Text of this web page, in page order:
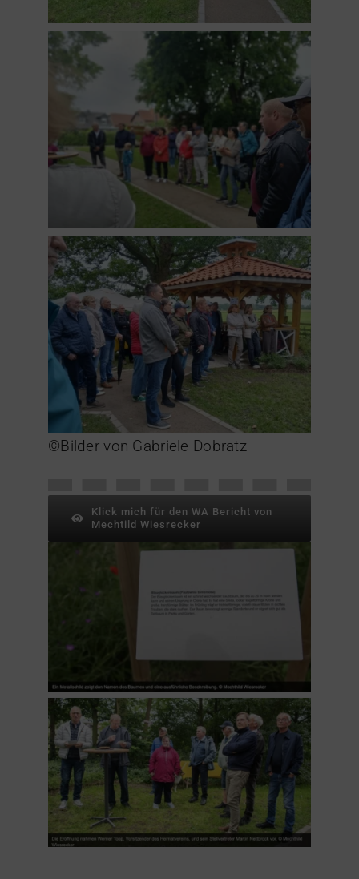
©Bilder von Gabriele Dobratz
Klick mich für den WA Bericht von
Mechtild Wiesrecker